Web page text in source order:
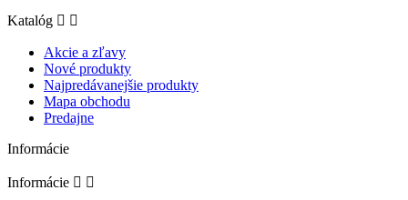
Katalóg  
Akcie a zľavy
Nové produkty
Najpredávanejšie produkty
Mapa obchodu
Predajne
Informácie
Informácie  